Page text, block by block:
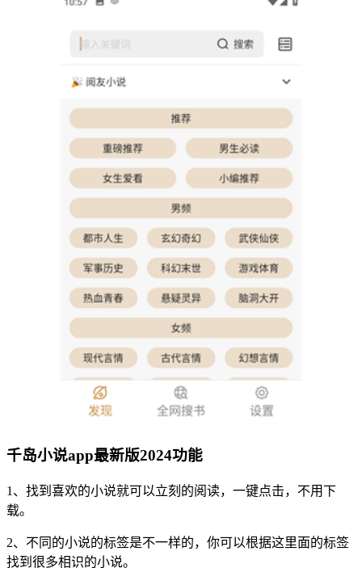
千岛小说app最新版2024功能
1、找到喜欢的小说就可以立刻的阅读，一键点击，不用下
载。
2、不同的小说的标签是不一样的，你可以根据这里面的标签
找到很多相识的小说。